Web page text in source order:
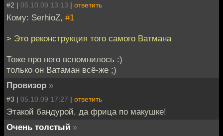
#2 | 05.10.09 13:13 | ответить
Кому: SerhioZ, #1
> Это реконструкция того самого Ватмана
Тоже про него вспомнилось :)
только он Ватаман всё-же ;)
Провизор »
#3 | 05.10.09 17:27 | ответить
Этакой бандурой, да фрица по макушке!
Очень толстый »